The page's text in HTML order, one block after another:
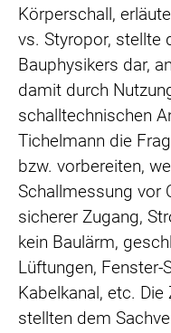
Körperschall,
vs. Styropor, stellte
Bauphysikers dar,
damit durch
schalltechnischen
Tichelmann die
bzw. vorbereiten,
Schallmessung vor
sicherer Zugang,
kein Baulärm,
Lüftungen,
Kabelkanal, etc.
stellten dem